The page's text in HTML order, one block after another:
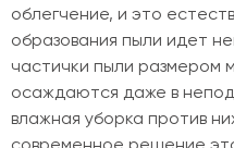
облегчение, и это
образования пыли идет
частички пыли размером
осаждаются даже в
влажная уборка против